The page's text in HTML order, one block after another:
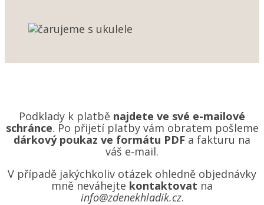
Podklady k platbě najdete ve své e-mailové
schránce. Po přijetí platby vám obratem pošleme
dárkový poukaz ve formátu PDF a fakturu na
váš e-mail.
V případě jakýchkoliv otázek ohledně objednávky
mně neváhejte kontaktovat na
info@zdenekhladik.cz.